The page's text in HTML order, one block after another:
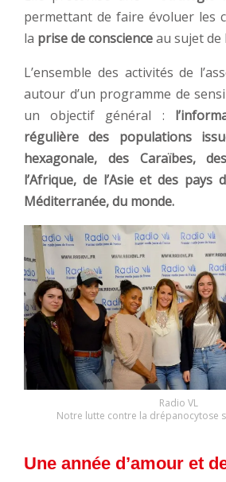
permettant de faire évoluer les
la prise de conscienceau sujet de
L’ensemble des activités de
autour d’un programme de
un objectif général :
régulière des populations
hexagonale, des Caraïbes,
l’Afrique, de l’Asie et des
Méditerranée, du monde.
Radio VL
Notre lutte contre la drépanocytose
Une année d’amour et